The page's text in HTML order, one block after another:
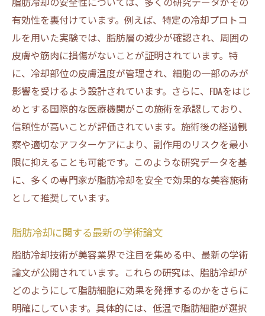
有効性を裏付けています。例えば、特定の冷却プロトコ
ルを用いた実験では、脂肪層の減少が確認され、周囲の
皮膚や筋肉に損傷がないことが証明されています。特
に、冷却部位の皮膚温度が管理され、細胞の一部のみが
影響を受けるよう設計されています。さらに、FDAをはじ
めとする国際的な医療機関がこの施術を承認しており、
信頼性が高いことが評価されています。施術後の経過観
察や適切なアフターケアにより、副作用のリスクを最小
限に抑えることも可能です。このような研究データを基
に、多くの専門家が脂肪冷却を安全で効果的な美容施術
として推奨しています。
脂肪冷却に関する最新の学術論文
脂肪冷却技術が美容業界で注目を集める中、最新の学術
論文が公開されています。これらの研究は、脂肪冷却が
どのようにして脂肪細胞に効果を発揮するのかをさらに
明確にしています。具体的には、低温で脂肪細胞が選択